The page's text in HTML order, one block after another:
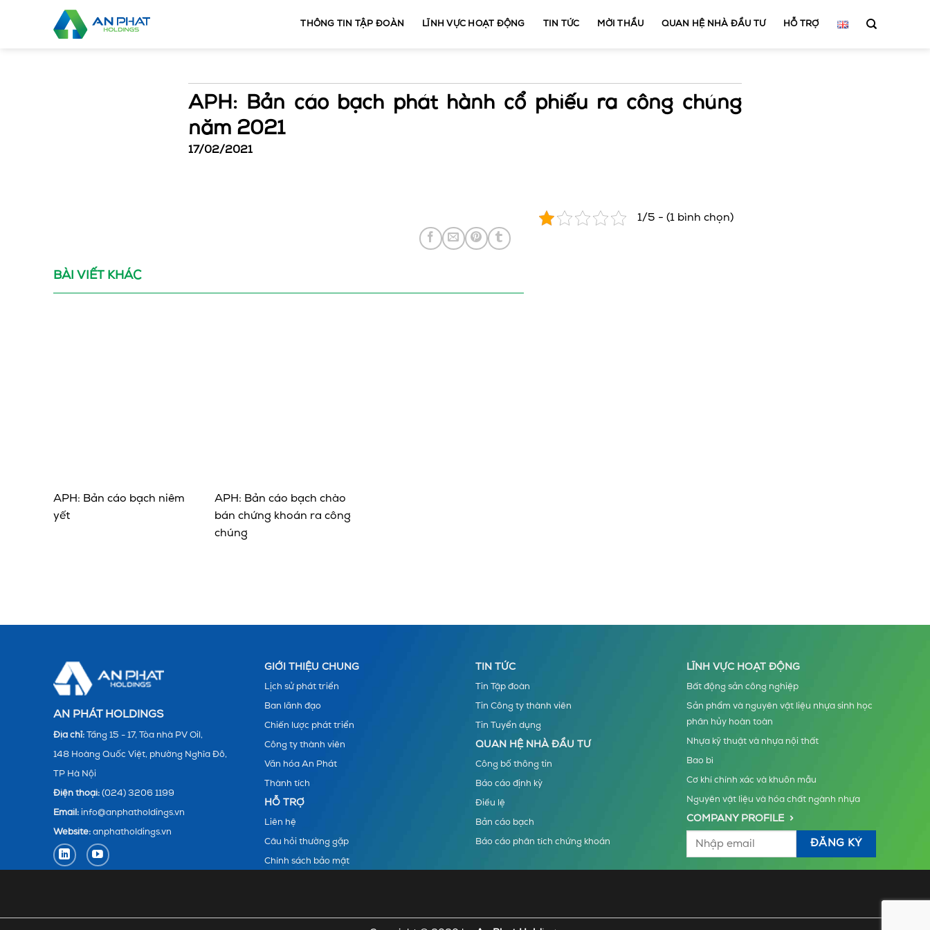
THÔNG TIN TẬP ĐOÀN LĨNH VỰC HOẠT ĐỘNG TIN TỨC MỜI THẦU QUAN HỆ NHÀ ĐẦU TƯ HỖ TRỢ
APH: Bản cáo bạch phát hành cổ phiếu ra công chúng
năm 2021
17/02/2021
1/5 - (1 bình chọn)
BÀI VIẾT KHÁC
APH: Bản cáo bạch niêm
yết
APH: Bản cáo bạch chào
bán chứng khoán ra công
chúng
AN PHÁT HOLDINGS
Địa chỉ: Tầng 15 - 17, Tòa nhà PV Oil,
148 Hoàng Quốc Việt, phường Nghĩa Đô,
TP Hà Nội
Điện thoại: (024) 3206 1199
Email: info@anphatholdings.vn
Website: anphatholdings.vn
GIỚI THIỆU CHUNG
Lịch sử phát triển
Ban lãnh đạo
Chiến lược phát triển
Công ty thành viên
Văn hóa An Phát
Thành tích
HỖ TRỢ
Liên hệ
Câu hỏi thường gặp
Chính sách bảo mật
TIN TỨC
Tin Tập đoàn
Tin Công ty thành viên
Tin Tuyển dụng
QUAN HỆ NHÀ ĐẦU TƯ
Công bố thông tin
Báo cáo định kỳ
Điều lệ
Bản cáo bạch
Báo cáo phân tích chứng khoán
LĨNH VỰC HOẠT ĐỘNG
Bất động sản công nghiệp
Sản phẩm và nguyên vật liệu nhựa sinh học
phân hủy hoàn toàn
Nhựa kỹ thuật và nhựa nội thất
Bao bì
Cơ khí chính xác và khuôn mẫu
Nguyên vật liệu và hóa chất ngành nhựa
COMPANY PROFILE >